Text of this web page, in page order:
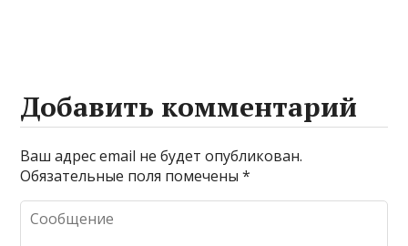
Добавить комментарий
Ваш адрес email не будет опубликован.
Обязательные поля помечены*